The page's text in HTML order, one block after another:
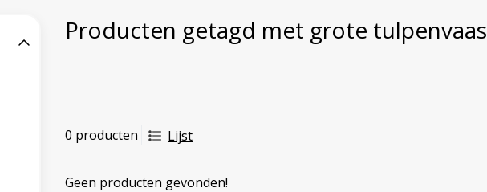
Producten getagd met grote tulpenvaas
0 producten Lijst
Geen producten gevonden!